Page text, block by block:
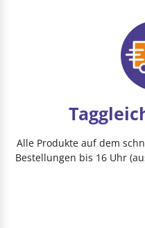
Alle Produkte auf dem
Bestellungen bis 16 Uhr